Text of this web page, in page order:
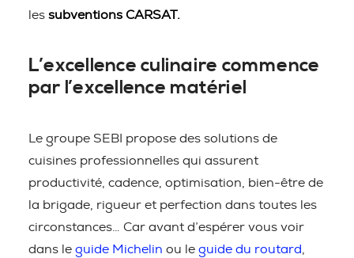
les subventions CARSAT.
L’excellence culinaire commence
par l’excellence matériel
Le groupe SEBI propose des solutions de
cuisines professionnelles qui assurent
productivité, cadence, optimisation, bien-être de
la brigade, rigueur et perfection dans toutes les
circonstances… Car avant d’espérer vous voir
dans le guide Michelin ou le guide du routard